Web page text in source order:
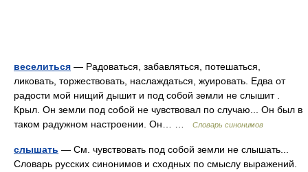
веселиться — Радоваться, забавляться, потешаться,
ликовать, торжествовать, наслаждаться, жуировать. Едва от
радости мой нищий дышит и под собой земли не слышит .
Крыл. Он земли под собой не чувствовал по случаю... Он был в
таком радужном настроении. Он… …
Словарь синонимов
слышать — См. чувствовать под собой земли не слышать...
Словарь русских синонимов и сходных по смыслу выражений.